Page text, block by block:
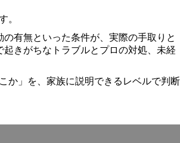
。
有無といった条件が、実際の手取りと
きがちなトラブルとプロの対処、未経
か」を、家族に説明できるレベルで判断